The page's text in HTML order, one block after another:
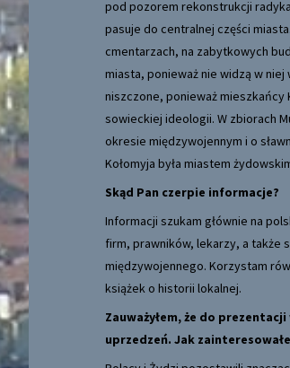
pod pozorem rekonstrukcji
pasuje do centralnej części
cmentarzach, na zabytkowych
miasta, ponieważ nie widzą w
niszczone, ponieważ mieszkańcy
sowieckiej ideologii. W zbiorach
okresie międzywojennym i o
Kołomyja była miastem
Skąd Pan czerpie informacje?
Informacji szukam głównie na
firm, prawników, lekarzy, a także
międzywojennego. Korzystam
książek o historii lokalnej.
Zauważyłem, że do
uprzedzeń. Jak